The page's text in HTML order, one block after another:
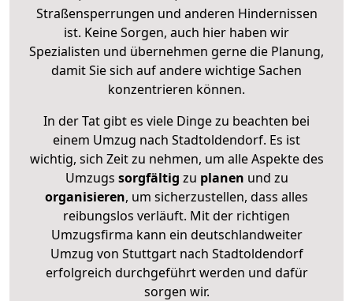
Straßensperrungen und anderen Hindernissen
ist. Keine Sorgen, auch hier haben wir
Spezialisten und übernehmen gerne die Planung,
damit Sie sich auf andere wichtige Sachen
konzentrieren können.
In der Tat gibt es viele Dinge zu beachten bei
einem Umzug nach Stadtoldendorf. Es ist
wichtig, sich Zeit zu nehmen, um alle Aspekte des
Umzugs sorgfältig zu planen und zu
organisieren, um sicherzustellen, dass alles
reibungslos verläuft. Mit der richtigen
Umzugsfirma kann ein deutschlandweiter
Umzug von Stuttgart nach Stadtoldendorf
erfolgreich durchgeführt werden und dafür
sorgen wir.